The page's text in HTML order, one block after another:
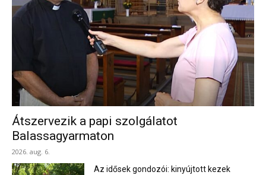
Átszervezik a papi szolgálatot
Balassagyarmaton
2026. aug. 6.
Az idősek gondozói: kinyújtott kezek